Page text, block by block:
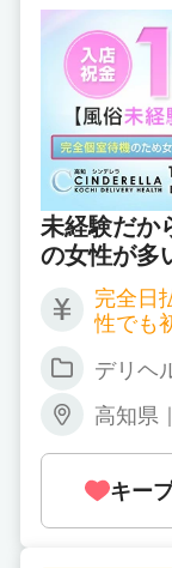
「風俗経験が
「マッサージ
「今よりもソ
「人と接する
「アロマ・リ
「全部脱ぐの
「安心できる
「深夜の時間
「お金を稼ぎ
マッサージの
過剰なことは
ません。"
で皆様をお
悩みだけ
気を振り
▼若妻コ
⇒ ￥8,800円 ┣70％⇒ ￥10,100円 ┗8
0％⇒ ￥11,400円 ▼人妻コースのお給料
(最短60分) ┣60％⇒ ￥
￥9,400円 ┗80％⇒ ￥
ースのお
600円 ┣70％⇒ ￥8,700円 ┗80％⇒ ￥9,
800円 ※ 再指名料金込み ◆指名料金変動
システムを導入 1
張り次
￥2,000円バック
ら3ヶ月間
月間は ・ 6時間待機で2万 ・ 4時間待機
で1万 安心の為に待機保証を用意してお
ります。 例)12:00～18:00までの5
にお
す。 ※ 高知県在住の女性のみ ※ 県外から
全額日払
ルティ
未経験だか
の女性が多
スタート
不安を抱
ポート！
全く必要あ
完全日払制 素人専門店な
性でも
なら たった１日で達成できます。 給与例
デリヘ
高知県
キー